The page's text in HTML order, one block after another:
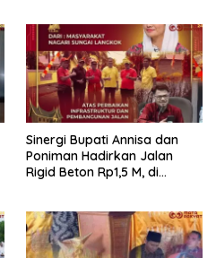
Sinergi Bupati Annisa dan
Poniman Hadirkan Jalan
Rigid Beton Rp1,5 M, di
Kasih